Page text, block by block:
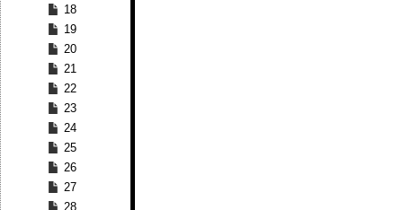
18
19
20
21
22
23
24
25
26
27
28